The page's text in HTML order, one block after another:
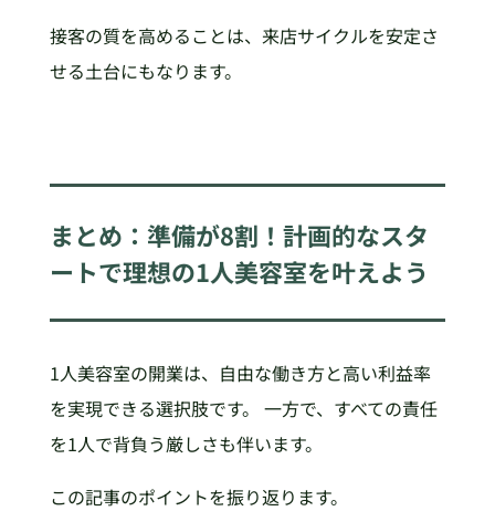
接客の質を高めることは、来店サイクルを安定さ
せる土台にもなります。
まとめ：準備が8割！計画的なスタ
ートで理想の1人美容室を叶えよう
1人美容室の開業は、自由な働き方と高い利益率
を実現できる選択肢です。 一方で、すべての責任
を1人で背負う厳しさも伴います。
この記事のポイントを振り返ります。